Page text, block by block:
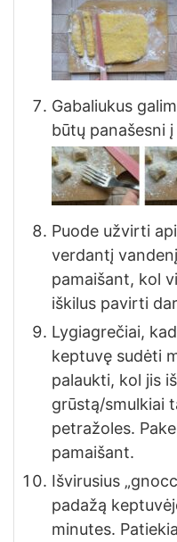
Gabaliukus
būtų panašesni
Puode užvirti
verdantį
pamaišant, kol
iškilus pavirti
Lygiagrečiai,
keptuvę sudėti
palaukti, kol jis
grūstą/smulkiai
petražoles.
pamaišant.
Išvirusius
padažą
minutes.